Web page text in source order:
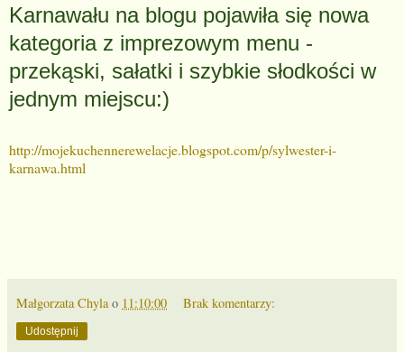
Karnawału na blogu pojawiła się nowa
kategoria z imprezowym menu -
przekąski, sałatki i szybkie słodkości w
jednym miejscu:)
http://mojekuchennerewelacje.blogspot.com/p/sylwester-i-
karnawa.html
Małgorzata Chyla o 11:10:00 Brak komentarzy:
Udostępnij